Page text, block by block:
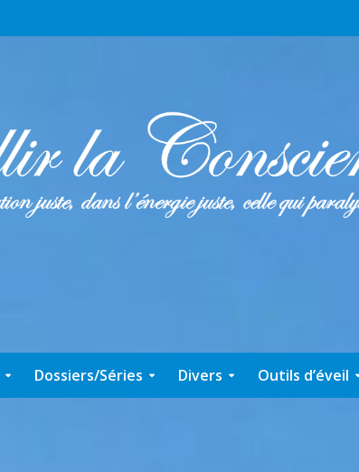
Dossiers/Séries Divers Outils d’éveil